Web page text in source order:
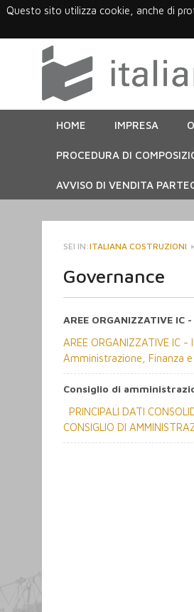
Questo sito utilizza cookie, anche di
HOME IMPRESA
PROCEDURA DI
AVVISO DI VENDITA
SEI IN:ITALIANA COSTRUZIONI
Governance
AREE ORGANIZZATIVE IC -
AREE ORGANIZZATIVE IC
Amministrazione, Finanza e
Consiglio di
PRINCIPALI DATI
CONSIGLIO DI